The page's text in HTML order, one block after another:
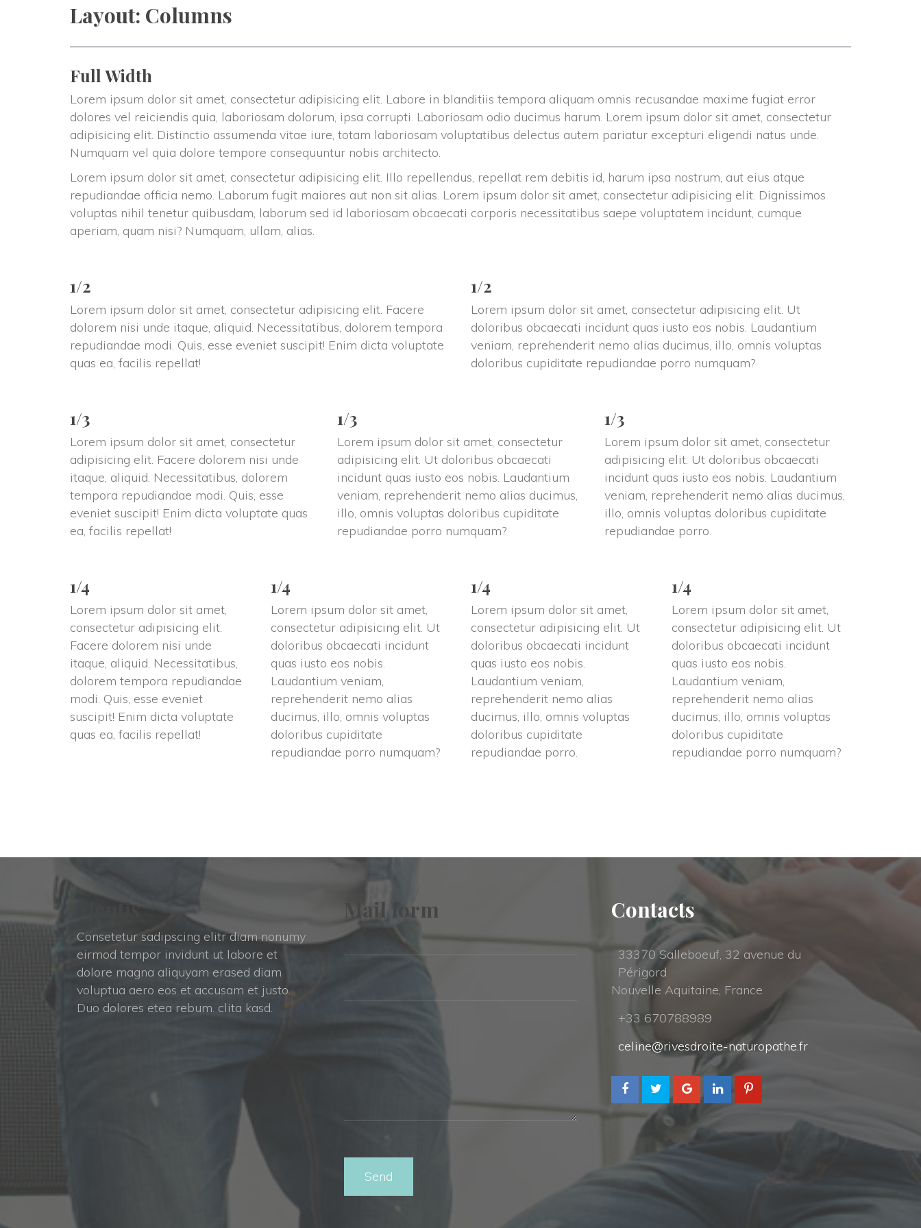
EN QUOI LA NATUROPATHIE ET L’ÉNERGÉTIQUE PEUVENT VOUS CONVENIR ?
QUELQUES EXEMPLES DE L’APPLICATION DE LA NATUROPATHIE
Layout: Column
Full Width
Lorem ipsum dolor sit amet, consectetur adipisicing elit. Labore in blanditiis tempora aliquam omnis recusandae maxime fugiat error
dolores vel reiciendis quia, laboriosam dolorum, ipsa corrupti. Laboriosam odio ducimus harum. Lorem ipsum dolor sit amet, consectetur
adipisicing elit. Distinctio assumenda vitae iure, totam laboriosam voluptatibus delectus autem pariatur excepturi eligendi natus unde.
Numquam vel quia dolore tempore consequuntur nobis architecto.
Lorem ipsum dolor sit amet, consectetur adipisicing elit. Illo repellendus, repellat rem debitis id, harum ipsa nostrum, aut eius atque
repudiandae officia nemo. Laborum fugit maiores aut non sit alias. Lorem ipsum dolor sit amet, consectetur adipisicing elit. Dignissimos
voluptas nihil tenetur quibusdam, laborum sed id laboriosam obcaecati corporis necessitatibus saepe voluptatem incidunt, cumque
aperiam, quam nisi? Numquam, ullam, alias.
1/2
Lorem ipsum dolor sit amet, consectetur adipisicing elit. Facere
dolorem nisi unde itaque, aliquid. Necessitatibus, dolorem tempora
repudiandae modi. Quis, esse eveniet suscipit! Enim dicta voluptate
quas ea, facilis repellat!
1/2
Lorem ipsum dolor sit amet, consectetur adipisicing elit. Ut
doloribus obcaecati incidunt quas iusto eos nobis. Laudantium
veniam, reprehenderit nemo alias ducimus, illo, omnis voluptas
doloribus cupiditate repudiandae porro numquam?
1/3
Lorem ipsum dolor sit amet, consectetur
adipisicing elit. Facere dolorem nisi unde
itaque, aliquid. Necessitatibus, dolorem
tempora repudiandae modi. Quis, esse
eveniet suscipit! Enim dicta voluptate quas
ea, facilis repellat!
1/3
Lorem ipsum dolor sit amet, consectetur
adipisicing elit. Ut doloribus obcaecati
incidunt quas iusto eos nobis. Laudantium
veniam, reprehenderit nemo alias ducimus,
illo, omnis voluptas doloribus cupiditate
repudiandae porro numquam?
1/3
Lorem ipsum dolor sit amet, consectetur
adipisicing elit. Ut doloribus obcaecati
incidunt quas iusto eos nobis. Laudantium
veniam, reprehenderit nemo alias ducimus,
illo, omnis voluptas doloribus cupiditate
repudiandae porro.
1/4
Lorem ipsum dolor sit amet,
consectetur adipisicing elit.
Facere dolorem nisi unde
itaque, aliquid. Necessitatibus,
dolorem tempora repudiandae
modi. Quis, esse eveniet
uscipit! Enim dicta voluptate
quas ea, facilis repellat!
1/4
Lorem ipsum dolor sit amet,
consectetur adipisicing elit. Ut
doloribus obcaecati incidunt
quas iusto eos nobis.
Laudantium veniam,
reprehenderit nemo alias
ducimus, illo, omnis voluptas
doloribus cupiditate
repudiandae porro numquam?
1/4
Lorem ipsum dolor sit amet,
consectetur adipisicing elit. Ut
doloribus obcaecati incidunt
quas iusto eos nobis.
Laudantium veniam,
reprehenderit nemo alias
ducimus, illo, omnis voluptas
doloribus cupiditate
repudiandae porro.
1/4
Lorem ipsum dolor sit amet,
consectetur adipisicing elit. Ut
doloribus obcaecati incidunt
quas iusto eos nobis.
Laudantium veniam,
reprehenderit nemo alias
ducimus, illo, omnis voluptas
doloribus cupiditate
repudiandae porro numquam?
Menti
Consetetur sadipscing elitr diam nonumy
eirmod tempor invidunt ut labore et
dolore magna aliquyam erased diam
voluptua aero eos et accusam et justo.
Duo dolores etea rebum. clita kasd.
Mail form Contact
33370 Salleboeuf, 32 avenue du
Périgord
Nouvelle Aquitaine, France
+33 670788989
celine@rivesdroite-naturopathe.fr